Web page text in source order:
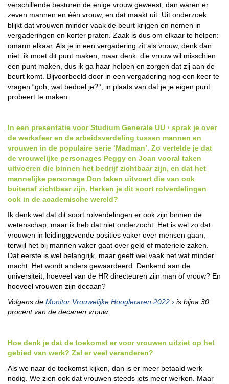
verschillende besturen de enige vrouw geweest, dan waren er
zeven mannen en één vrouw, en dat maakt uit. Uit onderzoek
blijkt dat vrouwen minder vaak de beurt krijgen en nemen in
vergaderingen en korter praten. Zaak is dus om elkaar te helpen:
omarm elkaar. Als je in een vergadering zit als vrouw, denk dan
niet: ik moet dit punt maken, maar denk: die vrouw wil misschien
een punt maken, dus ik ga haar helpen en zorgen dat zij aan de
beurt komt. Bijvoorbeeld door in een vergadering nog een keer te
vragen “goh, wat bedoel je?’’, in plaats van dat je je eigen punt
probeert te maken.
In een presentatie voor Studium Generale UU
sprak je over
de werksfeer en de arbeidsverdeling tussen mannen en
vrouwen in de populaire serie ‘Madman’. Zo vertelde je dat
de vrouwelijke personages Peggy en Joan vooral taken
uitvoeren die binnen het bedrijf zichtbaar zijn, en dat het
mannelijke personage Don taken uitvoert die van ook
buitenaf zichtbaar zijn. Herken je dit soort rolverdelingen
ook in de academische wereld?
Ik denk wel dat dit soort rolverdelingen er ook zijn binnen de
wetenschap, maar ik heb dat niet onderzocht. Het is wel zo dat
vrouwen in leidinggevende posities vaker over mensen gaan,
terwijl het bij mannen vaker gaat over geld of materiele zaken.
Dat eerste is wel belangrijk, maar geeft wel vaak net wat minder
macht. Het wordt anders gewaardeerd. Denkend aan de
universiteit, hoeveel van de HR directeuren zijn man of vrouw? En
hoeveel vrouwen zijn decaan?
Volgens de Monitor Vrouwelijke Hoogleraren 2022
is bijna 30
procent van de decanen vrouw.
Hoe denk je dat de toekomst er voor vrouwen uitziet op het
gebied van werk? Zal er veel veranderen?
Als we naar de toekomst kijken, dan is er meer betaald werk
nodig. We zien ook dat vrouwen steeds iets meer werken. Maar